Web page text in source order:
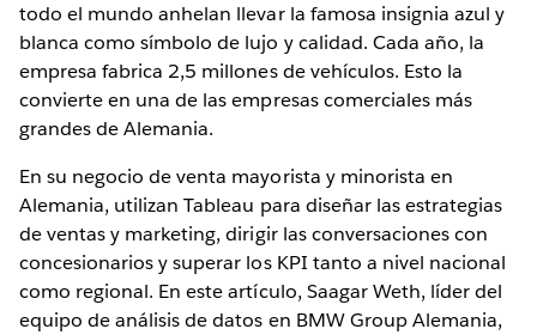
todo el mundo anhelan llevar la famosa insignia azul y
blanca como símbolo de lujo y calidad. Cada año, la
empresa fabrica 2,5 millones de vehículos. Esto la
convierte en una de las empresas comerciales más
grandes de Alemania.
En su negocio de venta mayorista y minorista en
Alemania, utilizan Tableau para diseñar las estrategias
de ventas y marketing, dirigir las conversaciones con
concesionarios y superar los KPI tanto a nivel nacional
como regional. En este artículo, Saagar Weth, líder del
equipo de análisis de datos en BMW Group Alemania,